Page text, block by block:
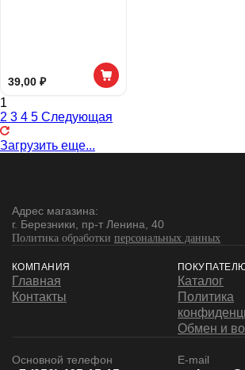
39,00 ₽
1
2 3 4 5 Следующая
Загрузить еще...
Адрес магазина:
г. Березники, пр-т Ленина, 40
Политика обработки персональных данных
КОМПАНИЯ
Главная
Контакты
Каталог
Политика
Обмен и
Основной телефон E-mail